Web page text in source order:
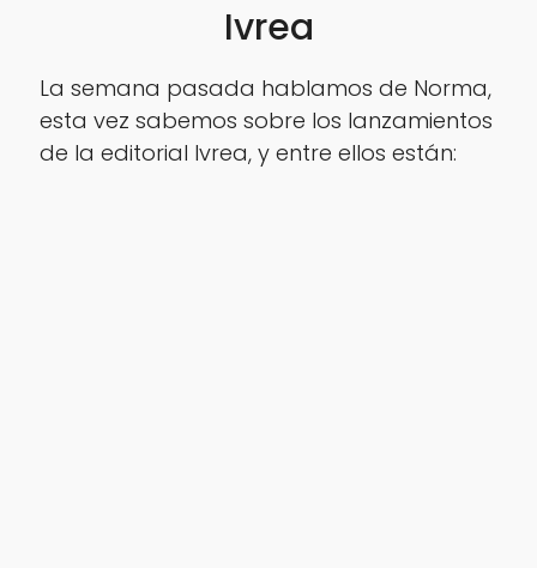
Ivrea
La semana pasada hablamos de Norma,
esta vez sabemos sobre los lanzamientos
de la editorial Ivrea, y entre ellos están: